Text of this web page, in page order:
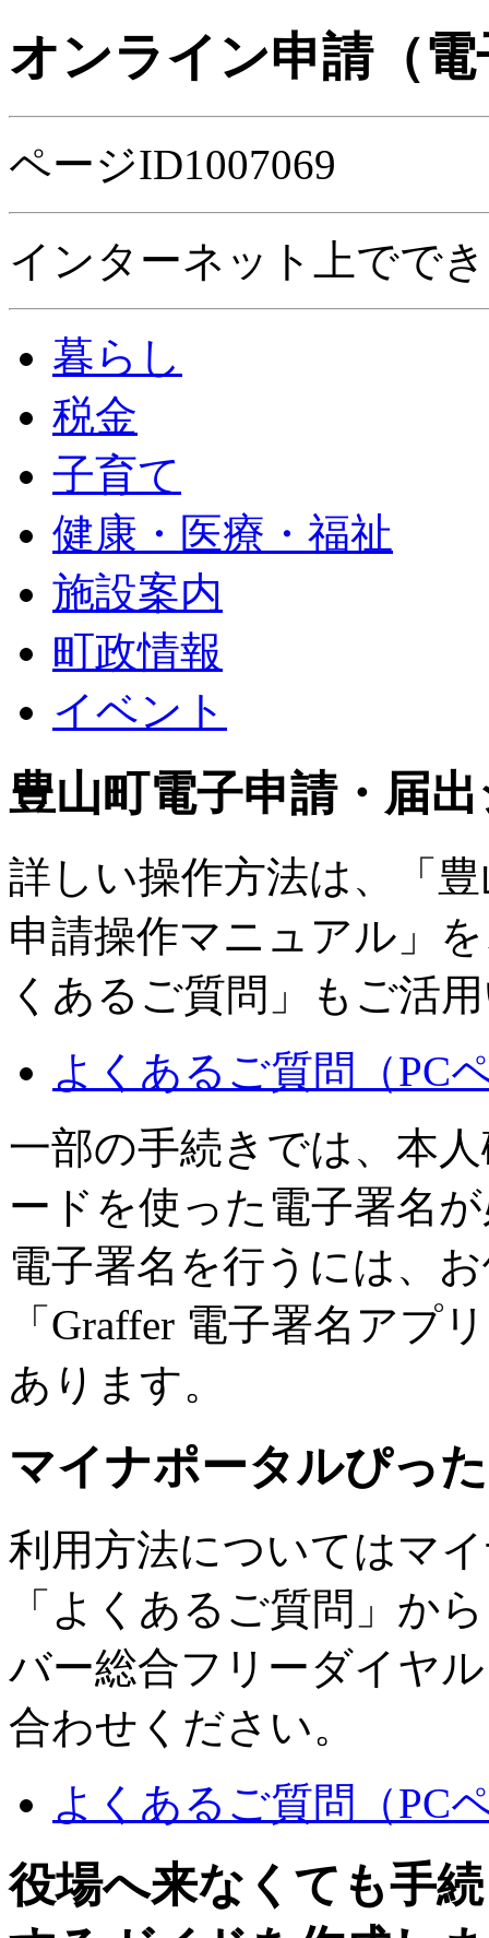
オンライン申請（
ページID1007069
インターネット上でで
暮らし
税金
子育て
健康・医療・福祉
施設案内
町政情報
イベント
豊山町電子申請・届
詳しい操作方法は、「
申請操作マニュアル」
くあるご質問」もご活
よくあるご質問（PC
一部の手続きでは、本
ードを使った電子署名
電子署名を行うには、
「Graffer 電子署名アプ
あります。
マイナポータルぴっ
利用方法についてはマ
「よくあるご質問」か
バー総合フリーダイヤ
合わせください。
よくあるご質問（PC
役場へ来なくても手